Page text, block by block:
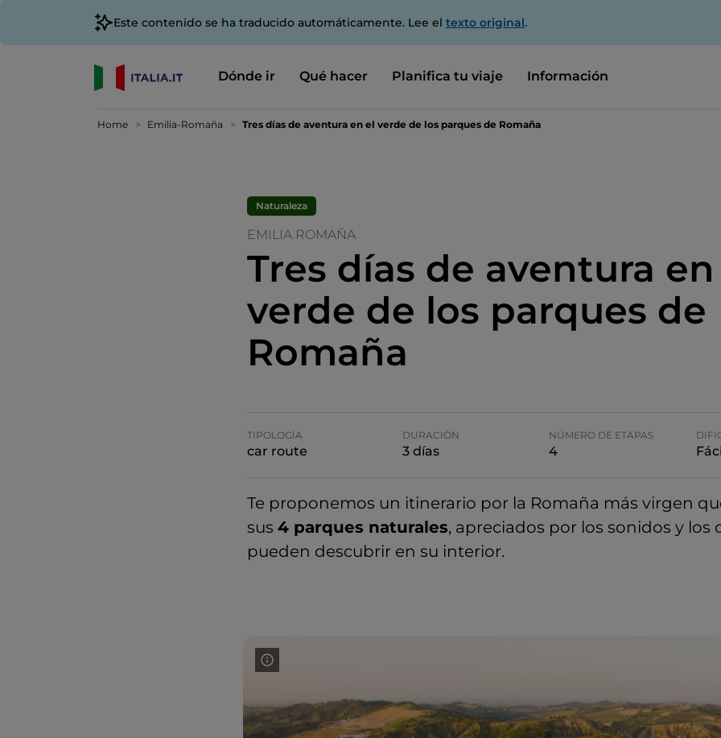
Este contenido se ha traducido automáticamente. Lee el texto original.
Dónde ir Qué hacer Planifica tu viaje Información
Home Emilia-Romaña Tres días de aventura en el verde de los parques de Romaña
Naturaleza
EMILIA ROMAÑA
Tres días de aventura
verde de los parques de
Romaña
TIPOLOGÍA
car route
DURACIÓN
3 días
NÚMERO DE ETAPAS
4
Te proponemos un itinerario por la Romaña más virgen
sus 4 parques naturales, apreciados por los sonidos y los
pueden descubrir en su interior.